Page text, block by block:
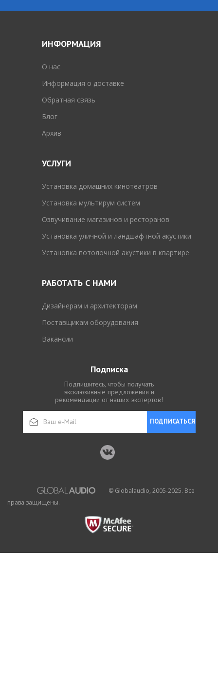
ИНФОРМАЦИЯ
O нас
Информация о доставке
Обратная связь
Блог
Архив
УСЛУГИ
Установка домашних кинотеатров
Установка мультирум систем
Озвучивание магазинов и ресторанов
Установка уличной и ландшафтной акустики
Установка потолочной акустики в квартире
РАБОТАТЬ С НАМИ
Дизайнерам и архитекторам
Поставщикам оборудования
Вакансии
Подписка
Подпишитесь, чтобы получать
эксклюзивные предложения и
рекомендации от наших экспертов!
ПОДПИСАТЬСЯ
© Globalaudio, 2005-2025. Все
права защищены.